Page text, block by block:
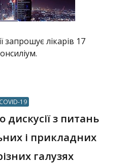
запрошує лікарів 17
COVID-19
з питань
і прикладних
галузях